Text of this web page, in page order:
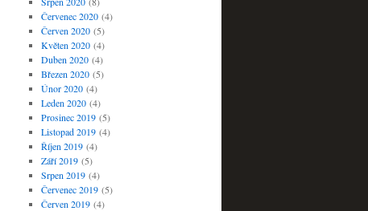
Červenec 2020(4)
Červen 2020(5)
Květen 2020(4)
Duben 2020(4)
Březen 2020(5)
Únor 2020(4)
Leden 2020(4)
Prosinec 2019(5)
Listopad 2019(4)
Říjen 2019(4)
Září 2019(5)
Srpen 2019(4)
Červenec 2019(5)
Červen 2019(4)